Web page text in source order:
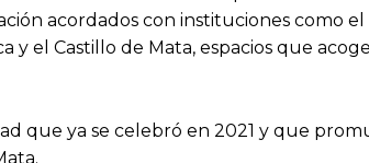
acordados con instituciones como
y el Castillo de Mata, espacios que
que ya se celebró en 2021 y que